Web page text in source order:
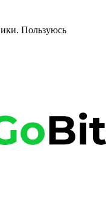
Пользуюсь